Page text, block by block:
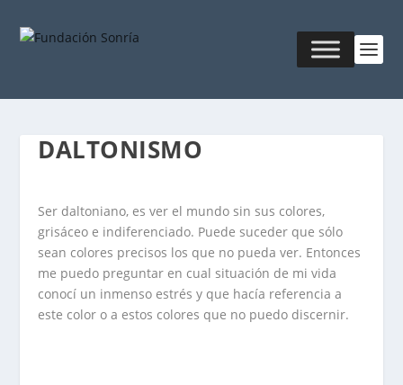
DALTONISMO
Ser daltoniano, es ver el mundo sin sus colores,
grisáceo e indiferenciado. Puede suceder que sólo
sean colores precisos los que no pueda ver. Entonces
me puedo preguntar en cual situación de mi vida
conocí un inmenso estrés y que hacía referencia a
este color o a estos colores que no puedo discernir.